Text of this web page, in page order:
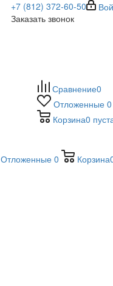
+7 (812) 372-60-50
Заказать звонок
Сравнение0
Отложенные 0
Корзина0
Отложенные 0 Корзина